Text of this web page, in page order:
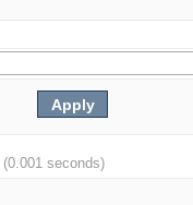
(0.001 seconds)